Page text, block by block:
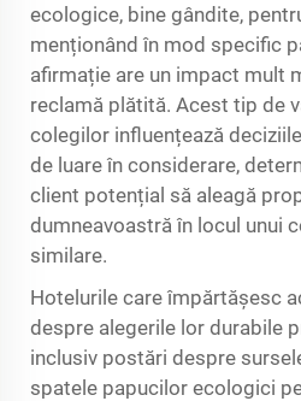
ecologice, bine gândite,
menționând în mod specific
afirmație are un impact mult
reclamă plătită. Acest tip de
colegilor influențează
de luare în considerare,
client potențial să aleagă
dumneavoastră în locul unui
similare.
Hotelurile care împărtășesc
despre alegerile lor durabile
inclusiv postări despre
spatele papucilor ecologici